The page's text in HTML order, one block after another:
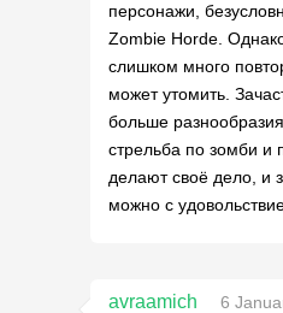
персонажи,
Zombie Horde.
слишком много
может утомить.
больше
стрельба по зомби и
делают своё дело, и
можно с
avraamich
6